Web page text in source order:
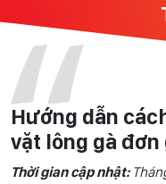
Hướng dẫn
vặt lông gà
Thời gian cập nhật: